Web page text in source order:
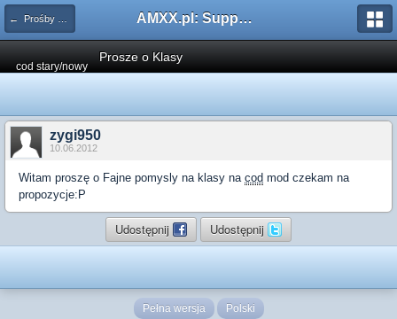
← Prośby o Klasę/Perk AMXX.pl: Support AMX Mod X i SourceMod
cod stary/nowy
Prosze o Klasy
zygi950
10.06.2012
Witam proszę o Fajne pomysly na klasy na cod mod czekam na
propozycje:P
Udostępnij Udostępnij
Pełna wersja Polski